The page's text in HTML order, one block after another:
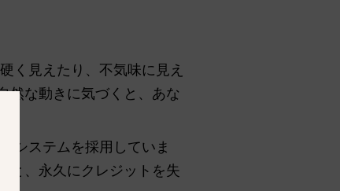
く見えたり、不気味に見え
然な動きに気づくと、あな
システムを採用していま
と、永久にクレジットを失